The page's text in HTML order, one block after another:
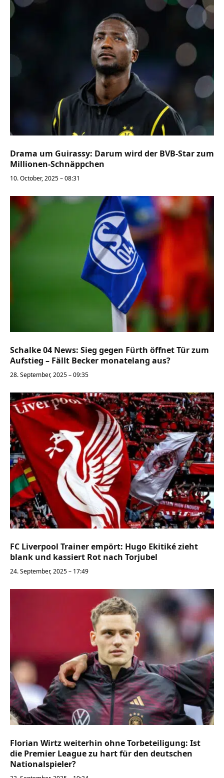
Drama um Guirassy: Darum wird der BVB-Star zum
Millionen-Schnäppchen
10. October, 2025 – 08:31
Schalke 04 News: Sieg gegen Fürth öffnet Tür zum
Aufstieg – Fällt Becker monatelang aus?
28. September, 2025 – 09:35
FC Liverpool Trainer empört: Hugo Ekitiké zieht
blank und kassiert Rot nach Torjubel
24. September, 2025 – 17:49
Florian Wirtz weiterhin ohne Torbeteiligung: Ist
die Premier League zu hart für den deutschen
Nationalspieler?